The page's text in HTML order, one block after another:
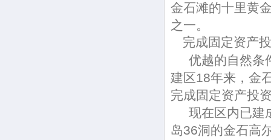
金石滩的十里黄
之一。
完成固定资产
优越的自然条
建区18年来，金
完成固定资产投
现在区内已建
岛36洞的金石高